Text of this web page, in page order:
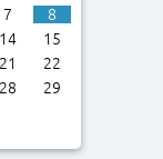
7
8
14
15
21
22
28
29